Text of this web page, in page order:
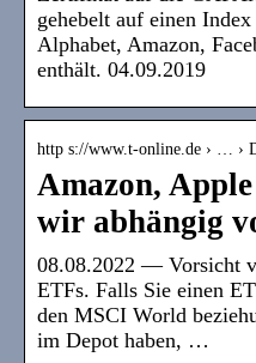
gehebelt auf einen
Alphabet, Amazon,
enthält. 04.09.2019
http s://www.t-online.de › … ›
Amazon,
wir abhängig
08.08.2022 — Vorsicht
ETFs. Falls Sie einen
den MSCI World
im Depot haben, …